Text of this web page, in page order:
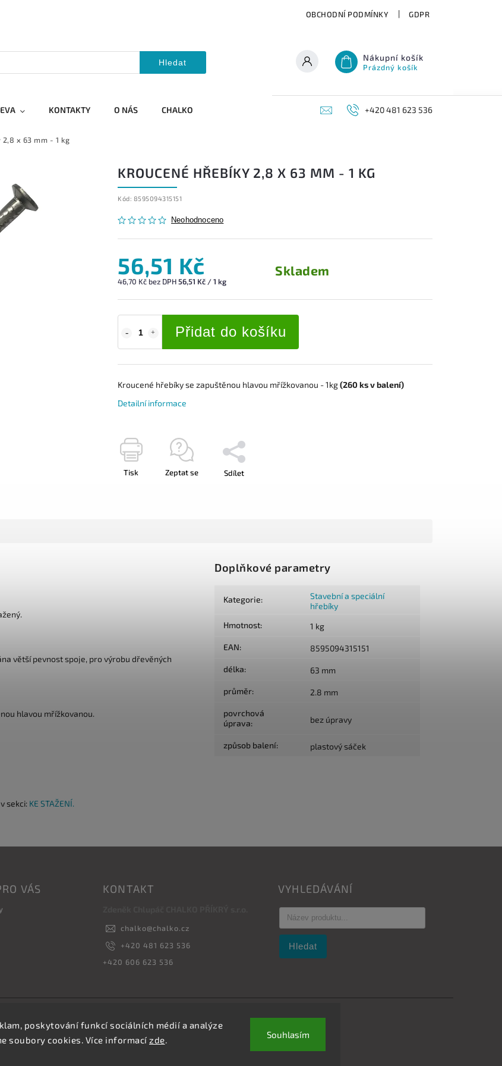
poskytování funkcí sociálních médií a analýze
soubory cookies. Více informací zde. Souhlasím
OBCHODNÍ PODMÍNKY GDPR
Hledat Nákupní košík
Prázdný košík
KONTAKTY O NÁS CHALKO +420 481 623 536
x 63 mm - 1 kg
KROUCENÉ HŘEBÍKY 2,8 X 63 MM - 1 KG
Kód: 8595094315151
Neohodnoceno
56,51 Kč
46,70 Kč bez DPH56,51 Kč / 1 kg
Skladem
Přidat do košíku
Kroucené hřebíky se zapuštěnou hlavou mřížkovanou - 1kg(260 ks v balení)
Detailní informace
Tisk Zeptat se Sdílet
větší pevnost spoje, pro výrobu dřevěných
hlavou mřížkovanou.
sekci: KE STAŽENÍ.
Doplňkové parametry
Kategorie:
Stavební a speciální
hřebíky
Hmotnost: 1 kg
EAN: 8595094315151
délka: 63 mm
průměr: 2.8 mm
povrchová
úprava: bez úpravy
způsob balení: plastový sáček
VÁS KONTAKT
chalko@chalko.cz
+420 481 623 536
+420 606 623 536
VYHLEDÁVÁNÍ
Hledat
2026Vyrábíme hřebíky . Všechna práva vyhrazena.
Upravit nastavení cookies